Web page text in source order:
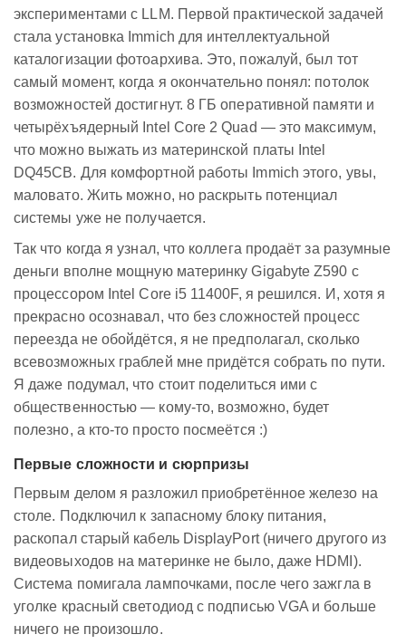
экспериментами с LLM. Первой практической задачей
стала установка Immich для интеллектуальной
каталогизации фотоархива. Это, пожалуй, был тот
самый момент, когда я окончательно понял: потолок
возможностей достигнут. 8 ГБ оперативной памяти и
четырёхъядерный Intel Core 2 Quad — это максимум,
что можно выжать из материнской платы Intel
DQ45CB. Для комфортной работы Immich этого, увы,
маловато. Жить можно, но раскрыть потенциал
системы уже не получается.
Так что когда я узнал, что коллега продаёт за разумные
деньги вполне мощную материнку Gigabyte Z590 с
процессором Intel Core i5 11400F, я решился. И, хотя я
прекрасно осознавал, что без сложностей процесс
переезда не обойдётся, я не предполагал, сколько
всевозможных граблей мне придётся собрать по пути.
Я даже подумал, что стоит поделиться ими с
общественностью — кому-то, возможно, будет
полезно, а кто-то просто посмеётся :)
Первые сложности и сюрпризы
Первым делом я разложил приобретённое железо на
столе. Подключил к запасному блоку питания,
раскопал старый кабель DisplayPort (ничего другого из
видеовыходов на материнке не было, даже HDMI).
Система помигала лампочками, после чего зажгла в
уголке красный светодиод с подписью VGA и больше
ничего не произошло.